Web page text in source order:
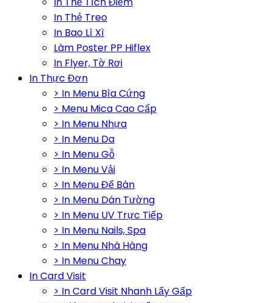
In Thẻ Treo
In Bao Lì Xì
Làm Poster PP Hiflex
In Flyer, Tờ Rơi
In Thực Đơn
> In Menu Bìa Cứng
> Menu Mica Cao Cấp
> In Menu Nhựa
> In Menu Da
> In Menu Gỗ
> In Menu Vải
> In Menu Để Bàn
> In Menu Dán Tường
> In Menu UV Trực Tiếp
> In Menu Nails, Spa
> In Menu Nhà Hàng
> In Menu Chay
In Card Visit
> In Card Visit Nhanh Lấy Gấp